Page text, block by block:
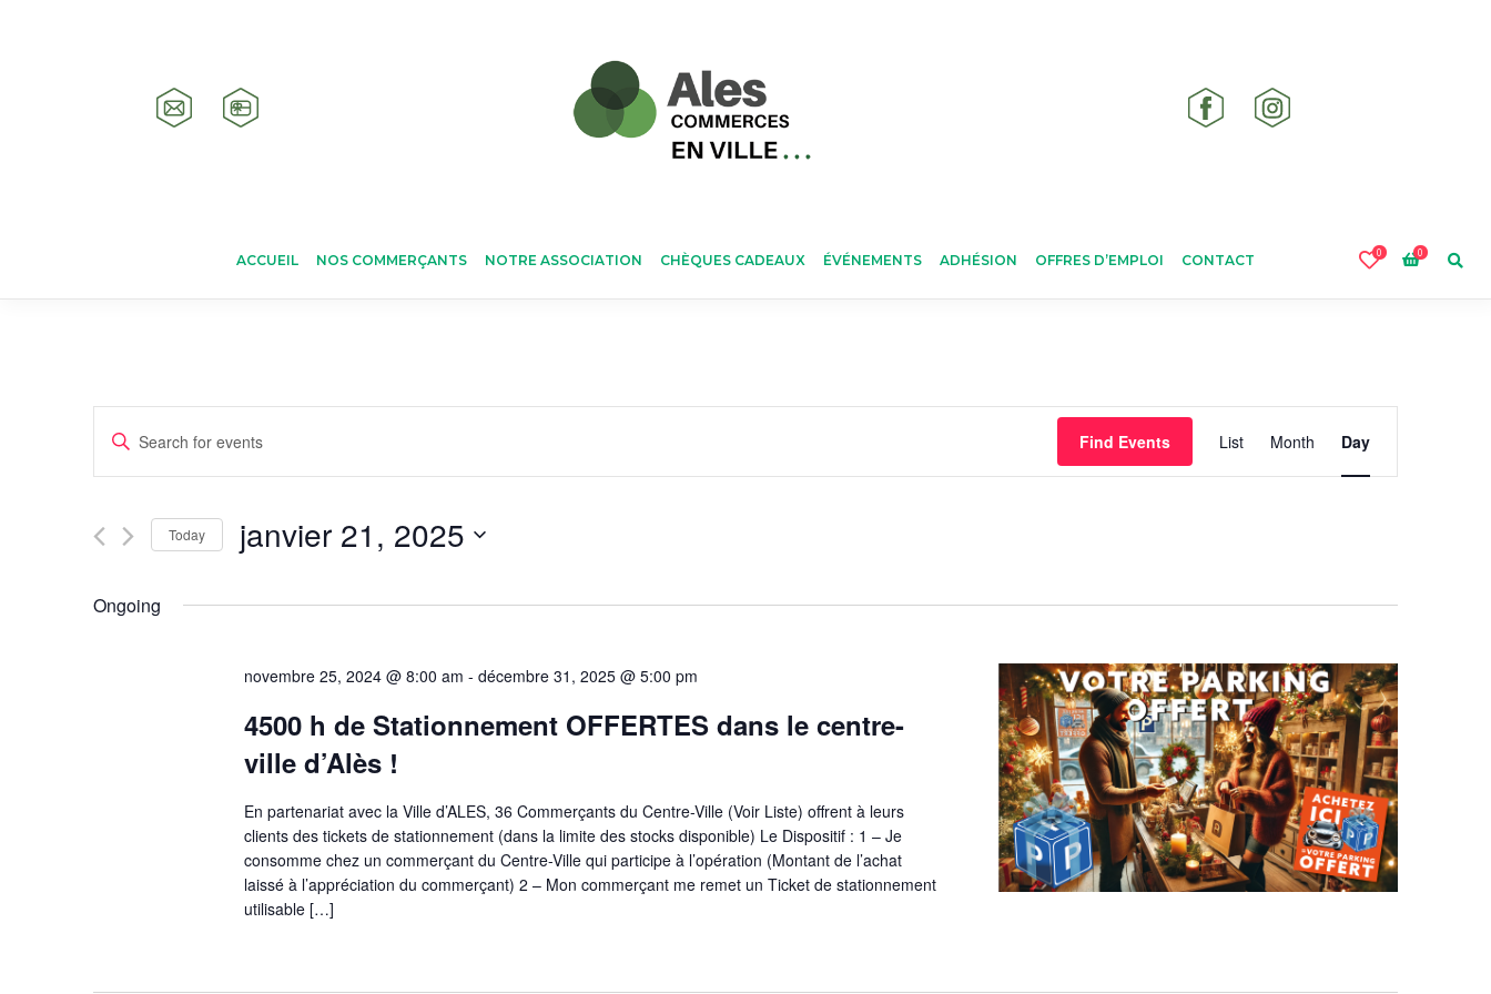
ACCUEIL NOS COMMERÇANTS NOTRE ASSOCIATION CHÈQUES CADEAUX ÉVÉNEMENTS ADHÉSION OFFRES D’EMPLOI CONTACT 0 0
Events
Search
and
Navigation
Enter
Events
Keyword.
Find Events
Views
List Month Day
Today janvier 21, 2025
Ongoing
novembre 25, 2024 @ 8:00 am - décembre 31, 2025 @ 5:00 pm
4500 h de Stationnement OFFERTES dans le centre-
ville d’Alès !
En partenariat avec la Ville d’ALES, 36 Commerçants du Centre-Ville (Voir Liste) offrent à leurs
clients des tickets de stationnement (dans la limite des stocks disponible) Le Dispositif : 1 – Je
consomme chez un commerçant du Centre-Ville qui participe à l’opération (Montant de l’achat
laissé à l’appréciation du commerçant) 2 – Mon commerçant me remet un Ticket de stationnement
utilisable […]